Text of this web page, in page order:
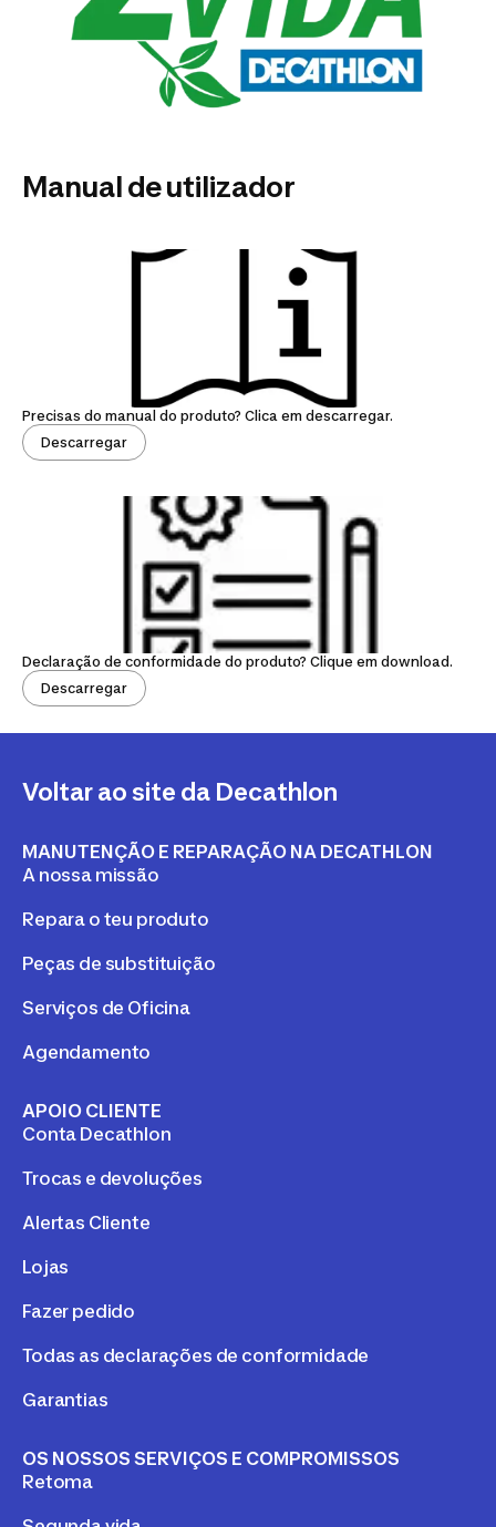
Manual de utilizador
Precisas do manual do produto? Clica em descarregar.
Descarregar
Declaração de conformidade do produto? Clique em download.
Descarregar
Voltar ao site da Decathlon
MANUTENÇÃO E REPARAÇÃO NA DECATHLON
A nossa missão
Repara o teu produto
Peças de substituição
Serviços de Oficina
Agendamento
APOIO CLIENTE
Conta Decathlon
Trocas e devoluções
Alertas Cliente
Lojas
Fazer pedido
Todas as declarações de conformidade
Garantias
OS NOSSOS SERVIÇOS E COMPROMISSOS
Retoma